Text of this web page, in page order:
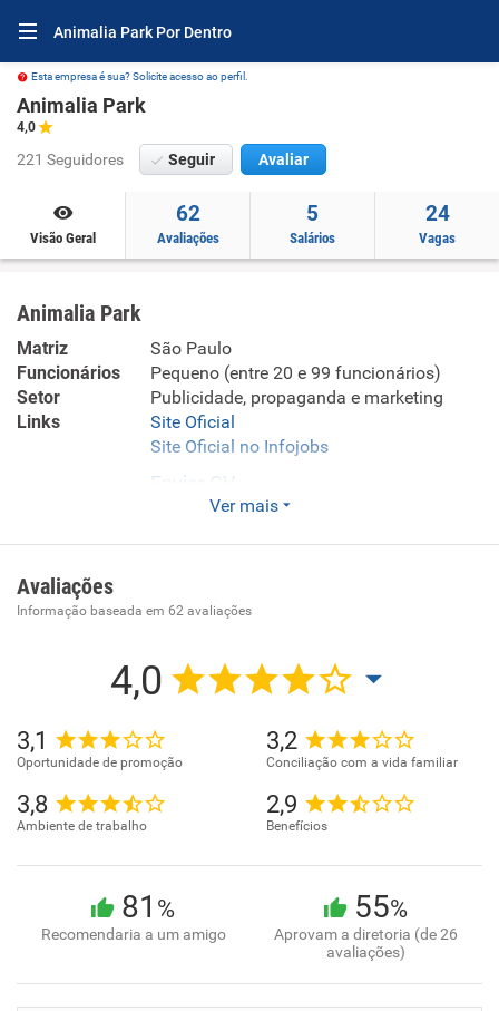
Animalia Park Por Dentro
Esta empresa é sua? Solicite acesso ao perfil.
Animalia Park
4,0
221 Seguidores Seguir Avaliar
Visão Geral
62
Avaliações
5
Salários
24
Vagas
Animalia Park
Matriz
São Paulo
Funcionários
Pequeno (entre 20 e 99 funcionários)
Setor
Publicidade, propaganda e marketing
Links
Site Oficial
Site Oficial no Infojobs
Enviar CV
de animais vivos e de artigos e alimentos para animais de
estimação. Estacionamento de veículos. Restaurantes e
Arrendamento mercantil. Outras sociedades de
participação, exceto holdings. Outras atividades de
especificadas anteriormente. Atividades de jardins
botânicos, zoológicos, parques nacionais, reservas
ecológicas e áreas de proteção ambiental. Parques de
diversão e parques temáticos
Ver mais
Avaliações
Informação baseada em 62 avaliações
4,0
3,1
Oportunidade de promoção
3,2
Conciliação com a vida familiar
3,8
Ambiente de trabalho
2,9
Benefícios
81 %
Recomendaria a um amigo
55%
Aprovam a diretoria (de 26
avaliações)